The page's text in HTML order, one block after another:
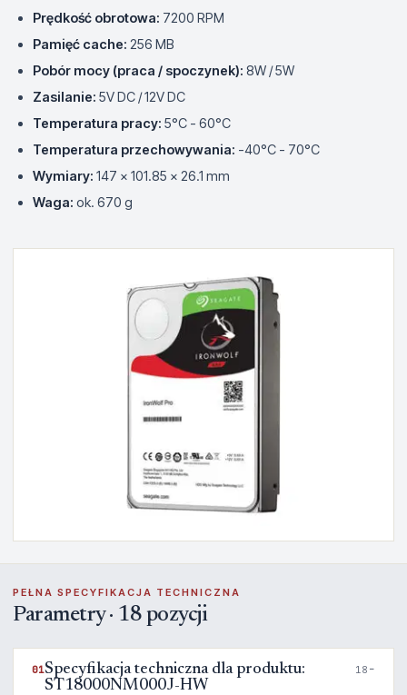
Prędkość obrotowa: 7200 RPM
Pamięć cache: 256 MB
Pobór mocy (praca / spoczynek): 8W / 5W
Zasilanie: 5V DC / 12V DC
Temperatura pracy: 5°C - 60°C
Temperatura przechowywania: -40°C - 70°C
Wymiary: 147 x 101.85 x 26.1 mm
Waga: ok. 670 g
PEŁNA SPECYFIKACJA TECHNICZNA
Parametry · 18 pozycji
01Specyfikacja techniczna dla produktu:
ST18000NM000J-HW
18